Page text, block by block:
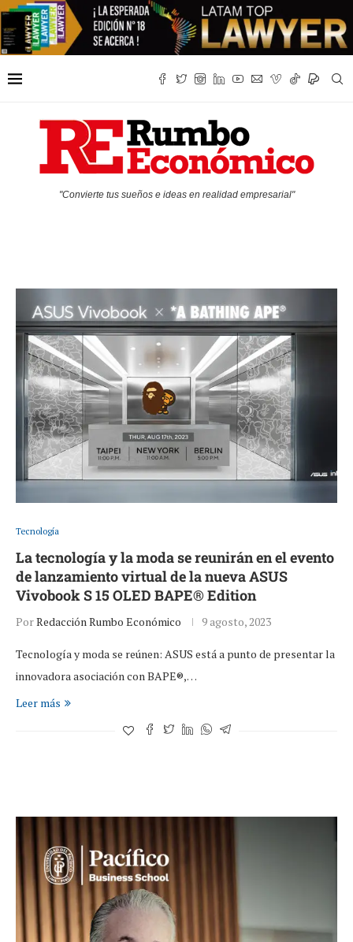
"Convierte tus sueños e ideas en realidad empresarial"
Tecnología
La tecnología y la moda se reunirán en el evento
de lanzamiento virtual de la nueva ASUS
Vivobook S 15 OLED BAPE® Edition
PorRedacción Rumbo Económico 9 agosto, 2023
Tecnología y moda se reúnen: ASUS está a punto de presentar la
innovadora asociación con BAPE®,…
Leer más